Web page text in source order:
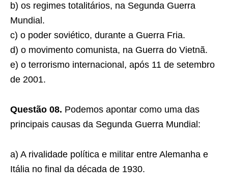
b) os regimes totalitários, na Segunda Guerra
Mundial.
c) o poder soviético, durante a Guerra Fria.
d) o movimento comunista, na Guerra do Vietnã.
e) o terrorismo internacional, após 11 de setembro
de 2001.
Questão 08. Podemos apontar como uma das
principais causas da Segunda Guerra Mundial:
a) A rivalidade política e militar entre Alemanha e
Itália no final da década de 1930.